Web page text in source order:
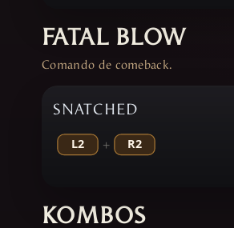
FATAL BLOW
Comando de comeback.
SNATCHED
+
KOMBOS